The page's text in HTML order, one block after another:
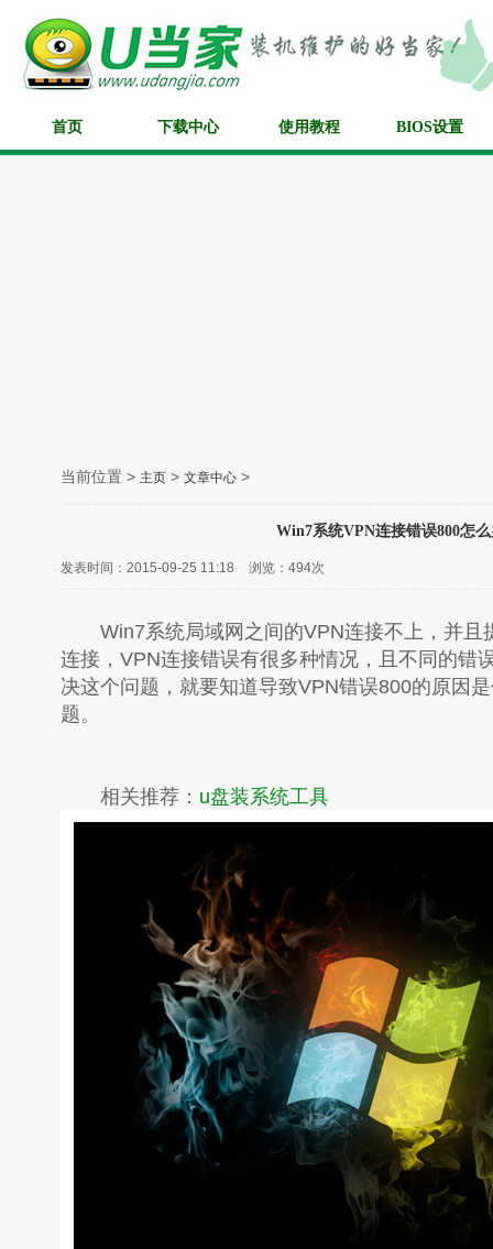
首页 下载中心 使用教程 BIOS设置
当前位置 > 主页 > 文章中心 >
Win7系统VPN连接错误800怎
发表时间：2015-09-25 11:18 浏览： 494次
Win7系统局域网之间的VPN连接不上，并且
连接，VPN连接错误有很多种情况，且不同的错
决这个问题，就要知道导致VPN错误800的原因
题。
相关推荐： u盘装系统工具